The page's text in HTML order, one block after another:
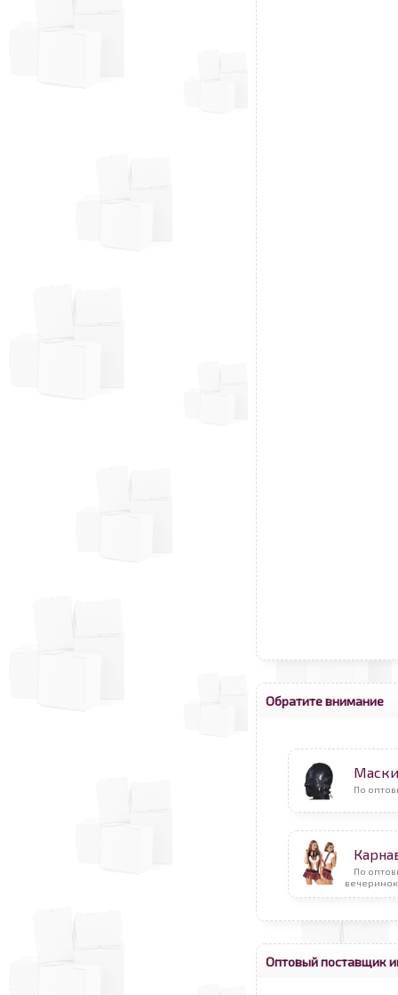
Обратите внимание
Маски
По
По
Оптовый поставщик